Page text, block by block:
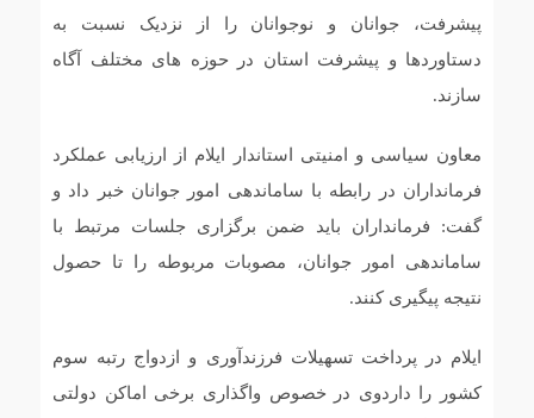
پیشرفت، جوانان و نوجوانان را از نزدیک نسبت به
دستاوردها و پیشرفت استان در حوزه های مختلف آگاه
سازند.
معاون سیاسی و امنیتی استاندار ایلام از ارزیابی عملکرد
فرمانداران در رابطه با ساماندهی امور جوانان خبر داد و
گفت: فرمانداران باید ضمن برگزاری جلسات مرتبط با
ساماندهی امور جوانان، مصوبات مربوطه را تا حصول
نتیجه پیگیری کنند.
ایلام در پرداخت تسهیلات فرزندآوری و ازدواج رتبه سوم
کشور را داردوی در خصوص واگذاری برخی اماکن دولتی